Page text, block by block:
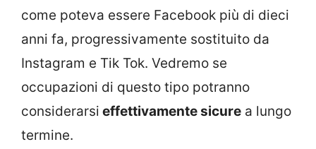
come poteva essere Facebook più di dieci
anni fa, progressivamente sostituito da
Instagram e Tik Tok. Vedremo se
occupazioni di questo tipo potranno
considerarsi effettivamente sicure a lungo
termine.